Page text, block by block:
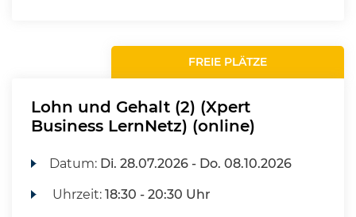
FREIE PLÄTZE
Lohn und Gehalt (2) (Xpert
Business LernNetz) (online)
Datum: Di. 28.07.2026 - Do. 08.10.2026
Uhrzeit:18:30 - 20:30 Uhr